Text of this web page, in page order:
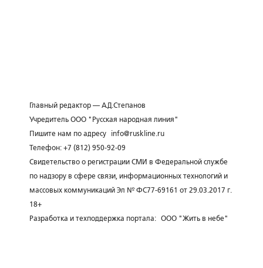
Главный редактор — А.Д.Степанов
Учредитель ООО "Русская народная линия"
Пишите нам по адресу
info@ruskline.ru
Телефон: +7 (812) 950-92-09
Свидетельство о регистрации СМИ в Федеральной службе
по надзору в сфере связи, информационных технологий и
массовых коммуникаций Эл № ФС77-69161 от 29.03.2017 г.
18+
Разработка и техподдержка портала: ООО "Жить в небе"